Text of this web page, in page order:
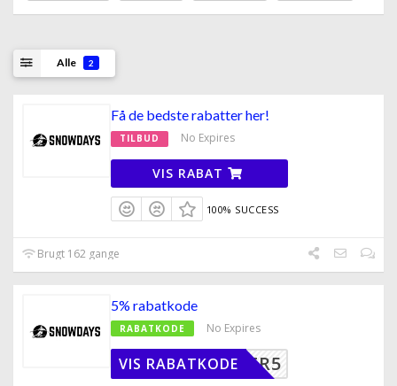
Alle 2
Få de bedste rabatter her!
TILBUD No Expires
VIS RABAT
100% SUCCESS
Brugt 162 gange
5% rabatkode
RABATKODE No Expires
VINTER5
VIS RABATKODE